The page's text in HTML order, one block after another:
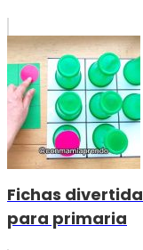
Fichas
para primaria